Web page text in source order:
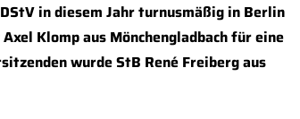
in diesem Jahr turnusmäßig in Berlin
Klomp aus Mönchengladbach für eine
wurde StB René Freiberg aus